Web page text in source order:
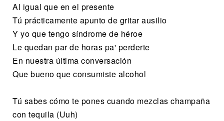
Al igual que en el presente
Tú prácticamente apunto de gritar ausilio
Y yo que tengo síndrome de héroe
Le quedan par de horas pa' perderte
En nuestra última conversación
Que bueno que consumiste alcohol
Tú sabes cómo te pones cuando mezclas champaña
con tequila (Uuh)